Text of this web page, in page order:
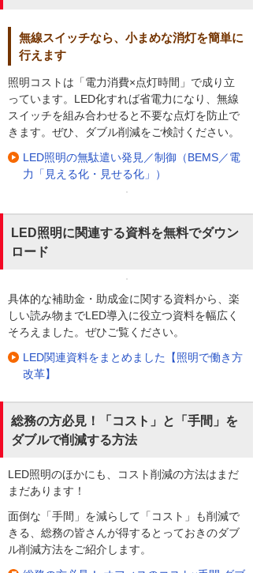
無線スイッチなら、小まめな消灯を簡単に
行えます
照明コストは「電力消費×点灯時間」で成り立
っています。LED化すれば省電力になり、無線
スイッチを組み合わせると不要な点灯を防止で
きます。ぜひ、ダブル削減をご検討ください。
LED照明の無駄遣い発見／制御（BEMS／電
力「見える化・見せる化」）
LED照明に関連する資料を無料でダウン
ロード
具体的な補助金・助成金に関する資料から、楽
しい読み物までLED導入に役立つ資料を幅広く
そろえました。ぜひご覧ください。
LED関連資料をまとめました【照明で働き方
改革】
総務の方必見！「コスト」と「手間」を
ダブルで削減する方法
LED照明のほかにも、コスト削減の方法はまだ
まだあります！
面倒な「手間」を減らして「コスト」も削減で
きる、総務の皆さんが得するとっておきのダブ
ル削減方法をご紹介します。